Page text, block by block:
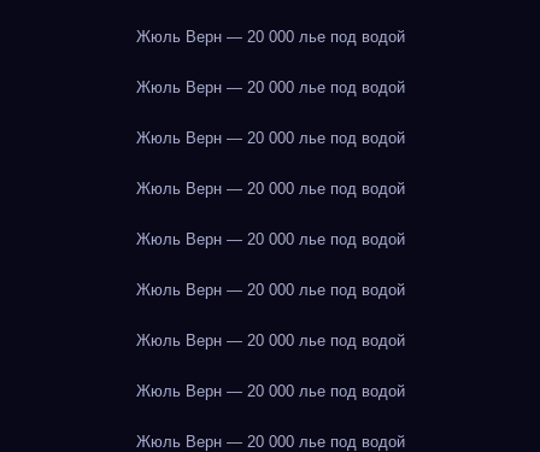
Жюль Верн — 20 000 лье под водой
Жюль Верн — 20 000 лье под водой
Жюль Верн — 20 000 лье под водой
Жюль Верн — 20 000 лье под водой
Жюль Верн — 20 000 лье под водой
Жюль Верн — 20 000 лье под водой
Жюль Верн — 20 000 лье под водой
Жюль Верн — 20 000 лье под водой
Жюль Верн — 20 000 лье под водой